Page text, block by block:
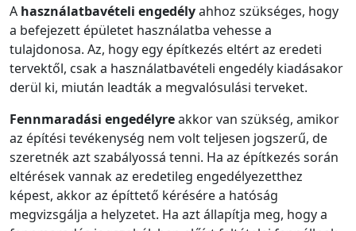
A használatbavételi engedélyahhoz szükséges, hogy
a befejezett épületet használatba vehesse a
tulajdonosa. Az, hogy egy építkezés eltért az eredeti
tervektől, csak a használatbavételi engedély kiadásakor
derül ki, miután leadták a megvalósulási terveket.
Fennmaradási engedélyreakkor van szükség, amikor
az építési tevékenység nem volt teljesen jogszerű, de
szeretnék azt szabályossá tenni. Ha az építkezés során
eltérések vannak az eredetileg engedélyezetthez
képest, akkor az építtető kérésére a hatóság
megvizsgálja a helyzetet. Ha azt állapítja meg, hogy a